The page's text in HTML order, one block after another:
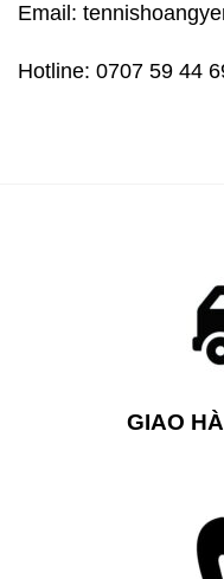
Email:
Hotline: 0707 59 44
GIAO